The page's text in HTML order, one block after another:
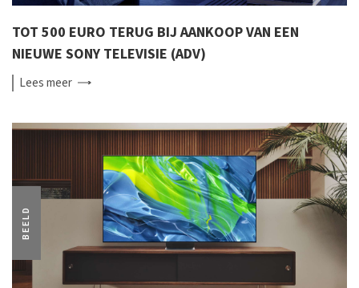
TOT 500 EURO TERUG BIJ AANKOOP VAN EEN
NIEUWE SONY TELEVISIE (ADV)
Leesmeer
BEELD